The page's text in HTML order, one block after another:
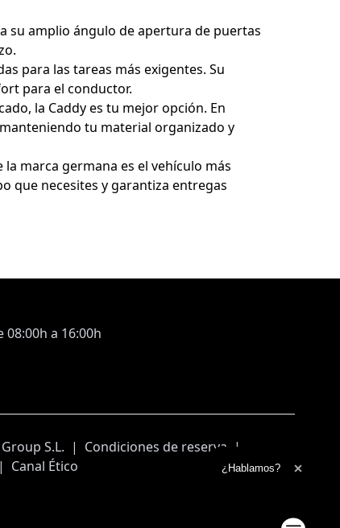
su amplio ángulo de apertura de puertas
para las tareas más exigentes. Su
para el conductor.
la Caddy es tu mejor opción. En
tu material organizado y
marca germana es el vehículo más
que necesites y garantiza entregas
08:00h a 16:00h
S.L. | Condiciones de reserva |
| Canal Ético ¿Hablamos?
Ampliar el texto
Cerrar